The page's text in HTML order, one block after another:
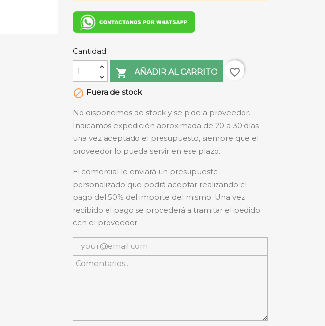
Cantidad
 AÑADIR AL CARRITO
favorite_border
 Fuera de stock
No disponemos de stock y se pide a proveedor.
Indicamos expedición aproximada de 20 a 30 días
una vez aceptado el presupuesto, siempre que el
proveedor lo pueda servir en ese plazo.
El comercial le enviará un presupuesto
personalizado que podrá aceptar realizando el
pago del 50% del importe del mismo. Una vez
recibido el pago se procederá a tramitar el pedido
con el proveedor.